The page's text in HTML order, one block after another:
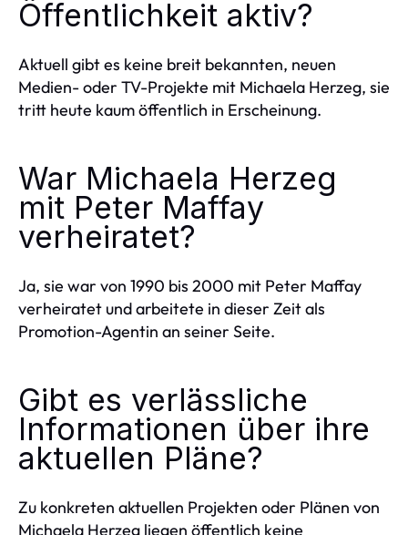
Öffentlichkeit aktiv?
Aktuell gibt es keine breit bekannten, neuen
Medien- oder TV-Projekte mit Michaela Herzeg, sie
tritt heute kaum öffentlich in Erscheinung.
War Michaela Herzeg
mit Peter Maffay
verheiratet?
Ja, sie war von 1990 bis 2000 mit Peter Maffay
verheiratet und arbeitete in dieser Zeit als
Promotion-Agentin an seiner Seite.
Gibt es verlässliche
Informationen über ihre
aktuellen Pläne?
Zu konkreten aktuellen Projekten oder Plänen von
Michaela Herzeg liegen öffentlich keine